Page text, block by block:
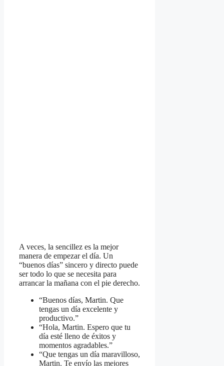
A veces, la sencillez es la mejor
manera de empezar el día. Un
“buenos días” sincero y directo puede
ser todo lo que se necesita para
arrancar la mañana con el pie derecho.
“Buenos días, Martin. Que
tengas un día excelente y
productivo.”
“Hola, Martin. Espero que tu
día esté lleno de éxitos y
momentos agradables.”
“Que tengas un día maravilloso,
Martin. Te envío las mejores